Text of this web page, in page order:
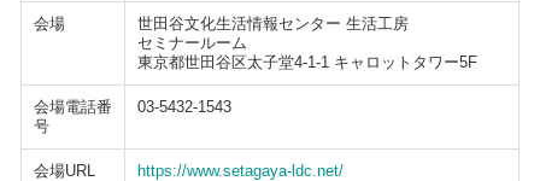
会場
世田谷文化生活情報センター 生活工房
セミナールーム
東京都世田谷区太子堂4-1-1 キャロットタワー5F
会場電話番
号
03-5432-1543
会場URL https://www.setagaya-ldc.net/